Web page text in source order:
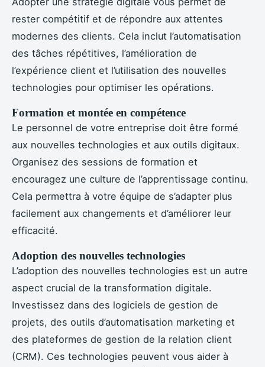
rester compétitif et de répondre aux attentes
modernes des clients. Cela inclut l’automatisation
des tâches répétitives, l’amélioration de
l’expérience client et l’utilisation des nouvelles
technologies pour optimiser les opérations.
Formation et montée en compétence
Le personnel de votre entreprise doit être formé
aux nouvelles technologies et aux outils digitaux.
Organisez des sessions de formation et
encouragez une culture de l’apprentissage continu.
Cela permettra à votre équipe de s’adapter plus
facilement aux changements et d’améliorer leur
efficacité.
Adoption des nouvelles technologies
L’adoption des nouvelles technologies est un autre
aspect crucial de la transformation digitale.
Investissez dans des logiciels de gestion de
projets, des outils d’automatisation marketing et
des plateformes de gestion de la relation client
(CRM). Ces technologies peuvent vous aider à